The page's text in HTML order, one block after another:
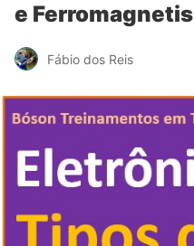
e
Fábio dos Reis